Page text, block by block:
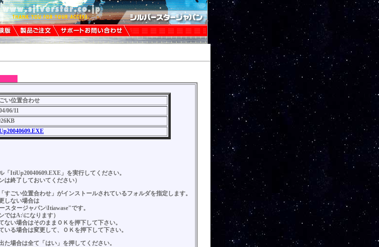
い位置合わせ
06/11
「ItiUp20040609.EXE」を実行してください。
は終了しておいてください）
すごい位置合わせ」がインストールされているフォルダを指定します。
しない場合は
スタージャパン\Itiawase"です。
ではA:\になります）
ない場合はそのままＯＫを押下して下さい。
いる場合は変更して、ＯＫを押下して下さい。
た場合は全て「はい」を押してください。